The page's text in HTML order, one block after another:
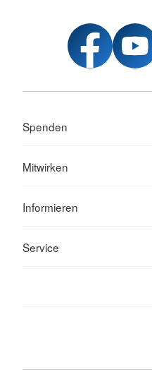
Spenden
Mitwirken
Informieren
Service